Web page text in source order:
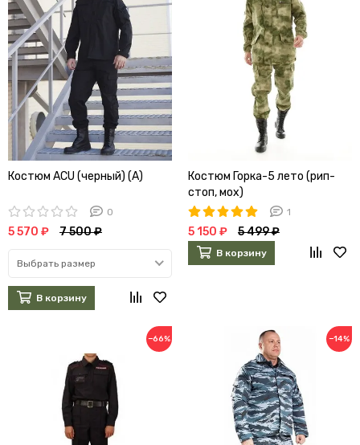
Костюм ACU (черный) (А)
0
5 570 ₽ 7 500 ₽
Выбрать размер
В корзину
Костюм Горка-5 лето (рип-
стоп, мох)
1
5 150 ₽ 5 499 ₽
В корзину
−66% −14%